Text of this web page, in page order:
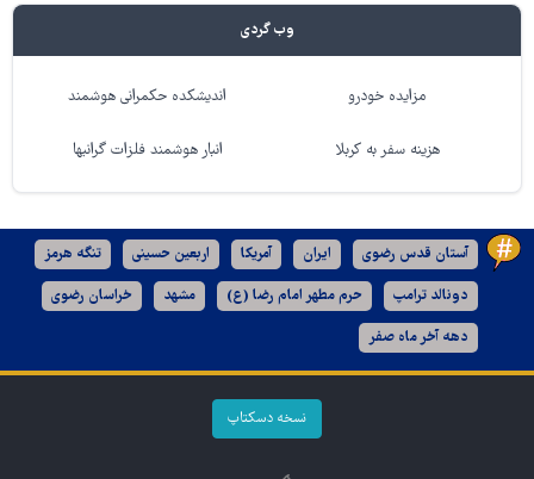
وب گردی
مزایده خودرو اندیشکده حکمرانی هوشمند
هزینه سفر به کربلا انبار هوشمند فلزات گرانبها
آستان قدس رضوی ایران آمریکا اربعین حسینی تنگه هرمز
دونالد ترامپ حرم مطهر امام رضا (ع) مشهد خراسان رضوی
دهه آخر ماه صفر
نسخه دسکتاپ